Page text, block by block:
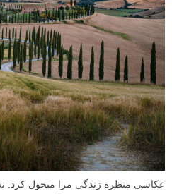
عکاسی منظره زندگی مرا متحول کرد.